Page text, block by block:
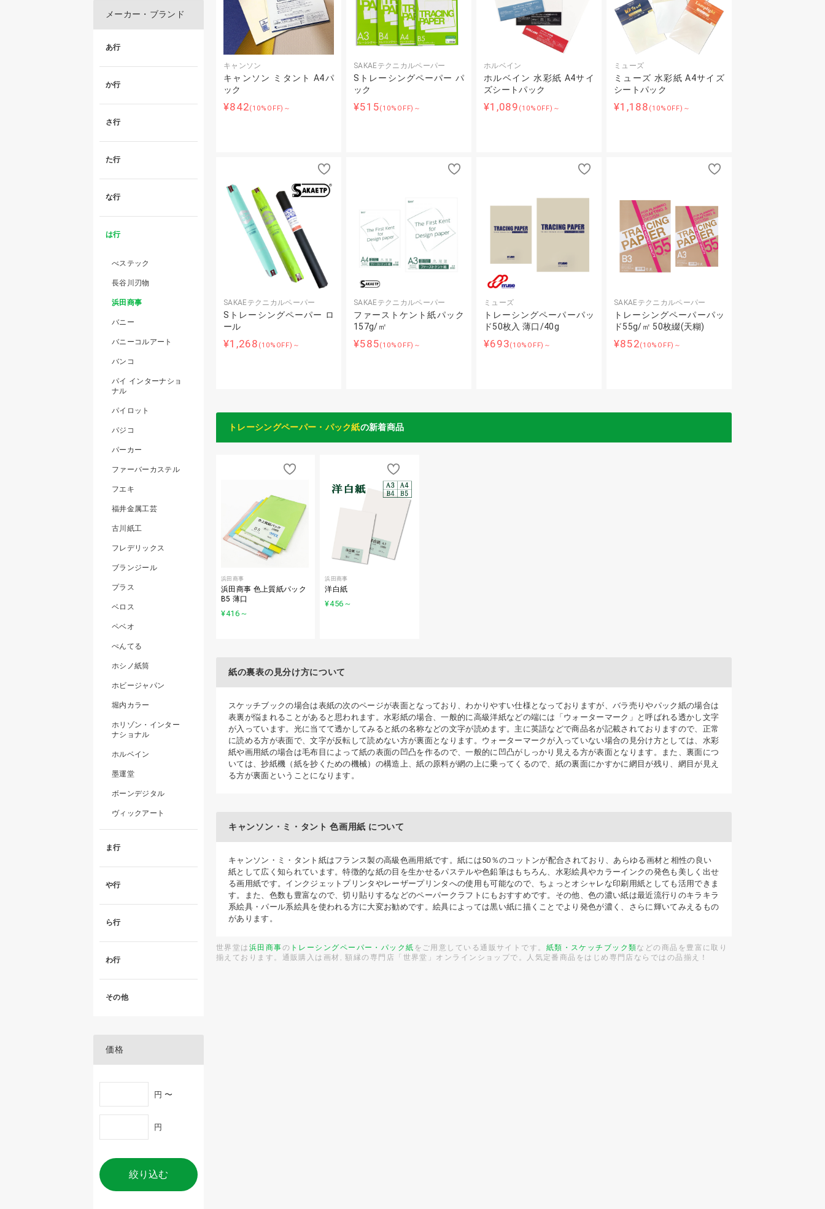
キャンソン
キャンソン ミタント A4パ
ック
¥842(10%OFF)～
SAKAEテクニカルペーパー
Sトレーシングペーパー パ
ック
¥515(10%OFF)～
ホルベイン
ホルベイン 水彩紙 A4サイ
ズシートパック
¥1,089 (10%OFF)～
ミューズ
ミューズ 水彩紙 A4サイズ
シートパック
¥1,188 (10%OFF)～
SAKAEテクニカルペーパー
Sトレーシングペーパー ロ
ール
¥1,268 (10%OFF)～
SAKAEテクニカルペーパー
ファーストケント紙パック
157g/㎡
¥585(10%OFF)～
ミューズ
トレーシングペーパーパッ
ド50枚入 薄口/40g
¥693(10%OFF)～
SAKAEテクニカルペーパー
トレーシングペーパーパッ
ド55g/㎡ 50枚綴(天糊)
¥852(10%OFF)～
トレーシングペーパー・パック紙の新着商品
浜田商事
浜田商事 色上質紙パック
B5 薄口
¥416 ～
浜田商事
洋白紙
¥456 ～
紙の裏表の見分け方について
スケッチブックの場合は表紙の次のページが表面となっており、わかりやすい仕様となっておりますが、バラ売りやパック紙の場合は
表裏が悩まれることがあると思われます。水彩紙の場合、一般的に高級洋紙などの端には「ウォーターマーク」と呼ばれる透かし文字
が入っています。光に当てて透かしてみると紙の名称などの文字が読めます。主に英語などで商品名が記載されておりますので、正常
に読める方が表面で、文字が反転して読めない方が裏面となります。ウォーターマークが入っていない場合の見分け方としては、水彩
紙や画用紙の場合は毛布目によって紙の表面の凹凸を作るので、一般的に凹凸がしっかり見える方が表面となります。また、裏面につ
いては、抄紙機（紙を抄くための機械）の構造上、紙の原料が網の上に乗ってくるので、紙の裏面にかすかに網目が残り、網目が見え
る方が裏面ということになります。
キャンソン・ミ・タント 色画用紙 について
キャンソン・ミ・タント紙はフランス製の高級色画用紙です。紙には50％のコットンが配合されており、あらゆる画材と相性の良い
紙として広く知られています。特徴的な紙の目を生かせるパステルや色鉛筆はもちろん、水彩絵具やカラーインクの発色も美しく出せ
る画用紙です。インクジェットプリンタやレーザープリンタへの使用も可能なので、ちょっとオシャレな印刷用紙としても活用できま
す。また、色数も豊富なので、切り貼りするなどのペーパークラフトにもおすすめです。その他、色の濃い紙は最近流行りのキラキラ
系絵具・パール系絵具を使われる方に大変お勧めです。絵具によっては黒い紙に描くことでより発色が濃く、さらに輝いてみえるもの
があります。
世界堂は 浜田商事の トレーシングペーパー・パック紙 をご用意している通販サイトです。 紙類・スケッチブック類などの商品を豊富に取り
揃えております。通販購入は画材, 額縁の専門店「世界堂」オンラインショップで。人気定番商品をはじめ専門店ならではの品揃え！
メーカー・ブランド
あ行
か行
さ行
た行
な行
は行
べステック
長谷川刃物
浜田商事
バニー
バニーコルアート
バンコ
パイ インターナショ
ナル
パイロット
パジコ
パーカー
ファーバーカステル
フエキ
福井金属工芸
古川紙工
フレデリックス
ブランジール
プラス
ベロス
ペベオ
ぺんてる
ホシノ紙筒
ホビージャパン
堀内カラー
ホリゾン・インター
ナショナル
ホルベイン
墨運堂
ボーンデジタル
ヴィックアート
ま行
や行
ら行
わ行
その他
価格
円 〜
円
絞り込む